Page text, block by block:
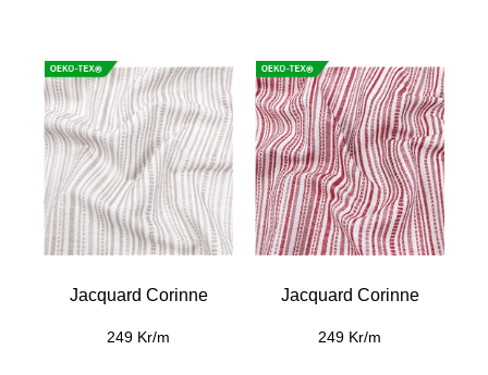
Jacquard Corinne
249 Kr/m
Jacquard Corinne
249 Kr/m